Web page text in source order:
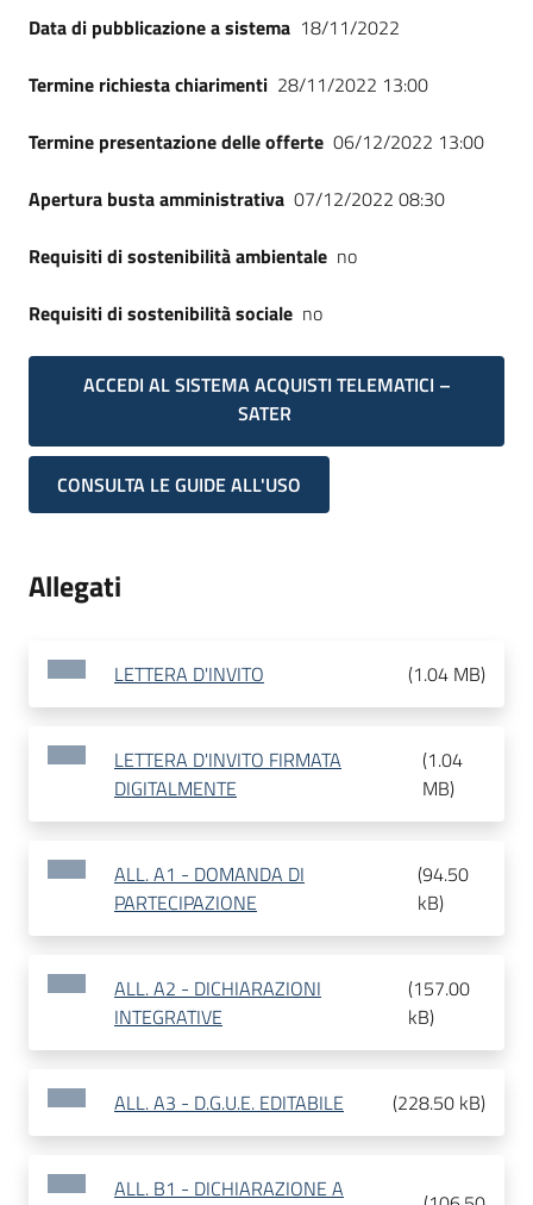
Data di pubblicazione a sistema 18/11/2022
Termine richiesta chiarimenti 28/11/2022 13:00
Termine presentazione delle offerte 06/12/2022 13:00
Apertura busta amministrativa 07/12/2022 08:30
Requisiti di sostenibilità ambientale no
Requisiti di sostenibilità sociale no
ACCEDI AL SISTEMA ACQUISTI TELEMATICI –
SATER
CONSULTA LE GUIDE ALL'USO
Allegati
LETTERA D'INVITO (1.04 MB)
LETTERA D'INVITO FIRMATA
DIGITALMENTE
(1.04
MB)
ALL. A1 - DOMANDA DI
PARTECIPAZIONE
(94.50
kB)
ALL. A2 - DICHIARAZIONI
INTEGRATIVE
(157.00
kB)
ALL. A3 - D.G.U.E. EDITABILE (228.50 kB)
ALL. B1 - DICHIARAZIONE A